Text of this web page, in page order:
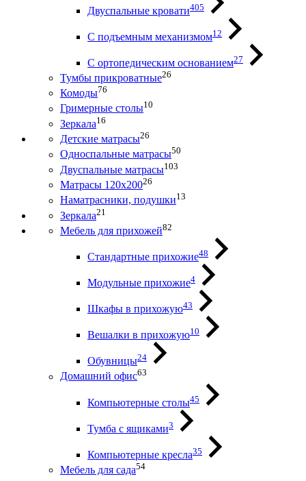
Двуспальные кровати405
С подъемным механизмом12
С ортопедическим основанием27
Тумбы прикроватные26
Комоды76
Гримерные столы10
Зеркала16
Детские матрасы26
Односпальные матрасы50
Двуспальные матрасы103
Матрасы 120х20026
Наматрасники, подушки13
Зеркала21
Мебель для прихожей82
Стандартные прихожие48
Модульные прихожие4
Шкафы в прихожую43
Вешалки в прихожую10
Обувницы24
Домашний офис63
Компьютерные столы45
Тумба с ящиками3
Компьютерные кресла35
Мебель для сада54